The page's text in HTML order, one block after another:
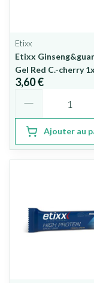
Etixx
Etixx
Gel Red C.-cherry
3,60 €
Ajouter au